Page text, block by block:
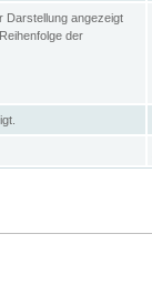
Darstellung angezeigt
der